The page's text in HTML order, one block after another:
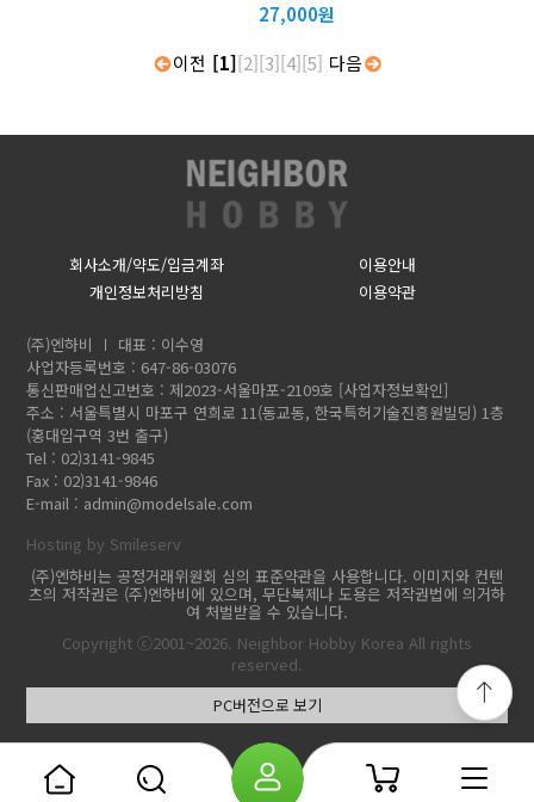
27,000원
이전 [1][2][3][4][5] 다음
회사소개/약도/입금계좌
이용안내
개인정보처리방침
이용약관
(주)엔하비
대표 : 이수영
사업자등록번호 : 647-86-03076
통신판매업신고번호 : 제2023-서울마포-2109호 [사업자정보확인]
주소 : 서울특별시 마포구 연희로 11(동교동, 한국특허기술진흥원빌딩) 1층
(홍대입구역 3번 출구)
Tel : 02)3141-9845
Fax : 02)3141-9846
E-mail : admin@modelsale.com
Hosting by Smileserv
(주)엔하비는 공정거래위원회 심의 표준약관을 사용합니다. 이미지와 컨텐
츠의 저작권은 (주)엔하비에 있으며, 무단복제나 도용은 저작권법에 의거하
여 처벌받을 수 있습니다.
Copyright ⓒ2001~2026. Neighbor Hobby Korea All rights
reserved.
PC버전으로 보기